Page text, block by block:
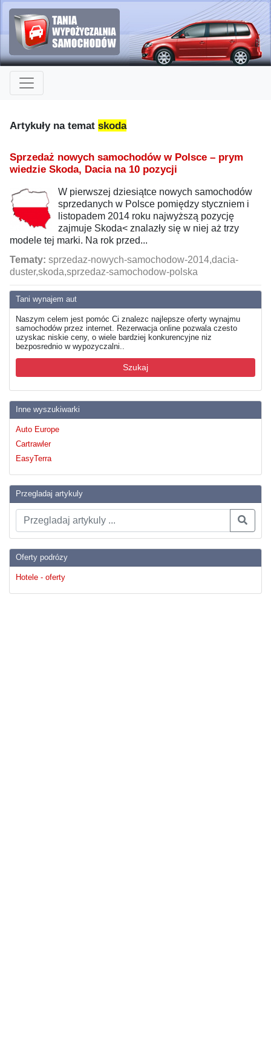
Tani wynajem aut
Naszym celem jest pomóc Ci znalezc najlepsze oferty wynajmu
samochodów przez internet. Rezerwacja online pozwala czesto
uzyskac niskie ceny, o wiele bardziej konkurencyjne niz
bezposrednio w wypozyczalni..
Szukaj
Inne wyszukiwarki
Auto Europe
Cartrawler
EasyTerra
Przegladaj artykuly
Oferty podrózy
Hotele - oferty
Artykuły na temat skoda
Sprzedaż nowych samochodów w Polsce – prym
wiedzie Skoda, Dacia na 10 pozycji
W pierwszej dziesiątce nowych samochodów
sprzedanych w Polsce pomiędzy styczniem i
listopadem 2014 roku najwyższą pozycję
zajmuje Skoda< znalazły się w niej aż trzy
modele tej marki. Na rok przed...
Tematy: sprzedaz-nowych-samochodow-2014,dacia-
duster,skoda,sprzedaz-samochodow-polska